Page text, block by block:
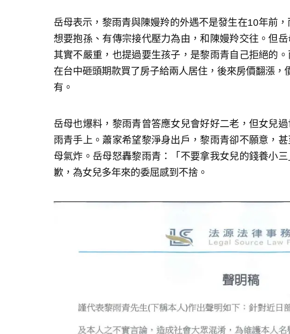
岳母表示，黎雨青與陳嫚羚的外遇不是發生在10年前
想要抱孫、有傳宗接代壓力為由，和陳嫚羚交往。但
其實不嚴重，也提過要生孩子，是黎雨青自己拒絕的
在台中砸頭期款買了房子給兩人居住，後來房價翻漲，
有。
岳母也爆料，黎雨青曾答應女兒會好好二老，但女兒
雨青手上。蕭家希望黎淨身出戶，黎雨青卻不願意，
母氣炸。岳母怒轟黎雨青：「不要拿我女兒的錢養小
歉，為女兒多年來的委屈感到不捨。